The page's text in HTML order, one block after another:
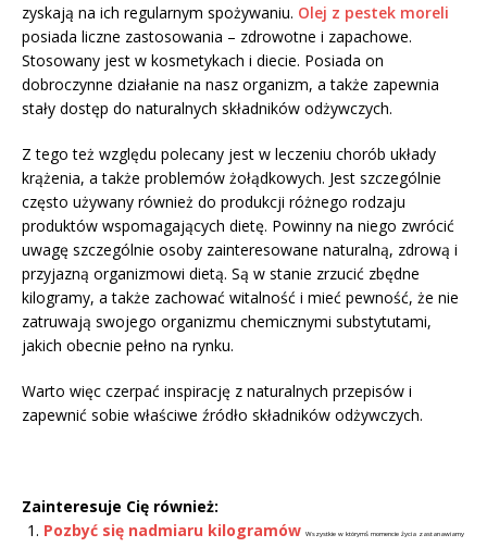
zyskają na ich regularnym spożywaniu. Olej z pestek moreli
posiada liczne zastosowania – zdrowotne i zapachowe.
Stosowany jest w kosmetykach i diecie. Posiada on
dobroczynne działanie na nasz organizm, a także zapewnia
stały dostęp do naturalnych składników odżywczych.
Z tego też względu polecany jest w leczeniu chorób układy
krążenia, a także problemów żołądkowych. Jest szczególnie
często używany również do produkcji różnego rodzaju
produktów wspomagających dietę. Powinny na niego zwrócić
uwagę szczególnie osoby zainteresowane naturalną, zdrową i
przyjazną organizmowi dietą. Są w stanie zrzucić zbędne
kilogramy, a także zachować witalność i mieć pewność, że nie
zatruwają swojego organizmu chemicznymi substytutami,
jakich obecnie pełno na rynku.
Warto więc czerpać inspirację z naturalnych przepisów i
zapewnić sobie właściwe źródło składników odżywczych.
Zainteresuje Cię również:
Pozbyć się nadmiaru kilogramów Wszystkie w którymś momencie życia zastanawiamy